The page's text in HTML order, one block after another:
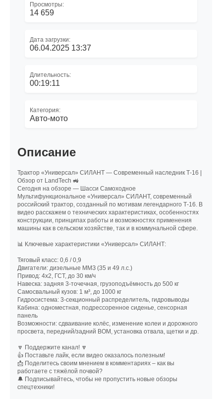
Просмотры:
14 659
Дата загрузки:
06.04.2025 13:37
Длительность:
00:19:11
Категория:
Авто-мото
Описание
Трактор «Универсал» СИЛАНТ — Современный наследник Т-16 |
Обзор от LandTech 🚜
Сегодня на обзоре — Шасси Самоходное
Мультифункциональное «Универсал» СИЛАНТ, современный
российский трактор, созданный по мотивам легендарного Т-16. В
видео расскажем о технических характеристиках, особенностях
конструкции, принципах работы и возможностях применения
машины как в сельском хозяйстве, так и в коммунальной сфере.
📊 Ключевые характеристики «Универсал» СИЛАНТ:
Тяговый класс: 0,6 / 0,9
Двигатели: дизельные ММЗ (35 и 49 л.с.)
Привод: 4x2, ГСТ, до 30 км/ч
Навеска: задняя 3-точечная, грузоподъёмность до 500 кг
Самосвальный кузов: 1 м³, до 1000 кг
Гидросистема: 3-секционный распределитель, гидровыводы
Кабина: одноместная, подрессоренное сиденье, сенсорная
панель
Возможности: сдваивание колёс, изменение колеи и дорожного
просвета, передний/задний ВОМ, установка отвала, щетки и др.
🔽 Поддержите канал! 🔽
👍 Поставьте лайк, если видео оказалось полезным!
📩 Поделитесь своим мнением в комментариях – как вы
работаете с тяжёлой почвой?
🔔 Подписывайтесь, чтобы не пропустить новые обзоры
спецтехники!